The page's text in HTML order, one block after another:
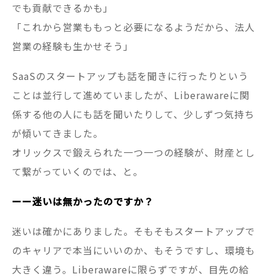
でも貢献できるかも」
「これから営業ももっと必要になるようだから、法人
営業の経験も生かせそう」
SaaSのスタートアップも話を聞きに行ったりという
ことは並行して進めていましたが、Liberawareに関
係する他の人にも話を聞いたりして、少しずつ気持ち
が傾いてきました。
オリックスで鍛えられた一つ一つの経験が、財産とし
て繋がっていくのでは、と。
ーー迷いは無かったのですか？
迷いは確かにありました。そもそもスタートアップで
のキャリアで本当にいいのか、もそうですし、環境も
大きく違う。Liberawareに限らずですが、目先の給